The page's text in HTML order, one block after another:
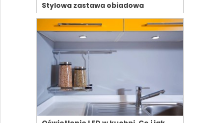
Stylowa zastawa obiadowa